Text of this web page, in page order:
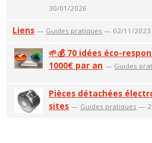
30/01/2026
Liens — Guides pratiques — 02/11/2023
🌱💰 70 idées éco-
1000€ par an — Guides
Pièces détachées
sites — Guides pratiques —